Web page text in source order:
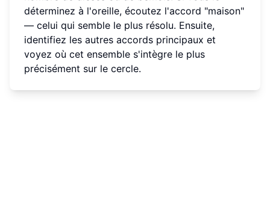
déterminez à l'oreille, écoutez l'accord "maison"
— celui qui semble le plus résolu. Ensuite,
identifiez les autres accords principaux et
voyez où cet ensemble s'intègre le plus
précisément sur le cercle.